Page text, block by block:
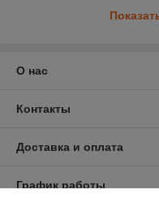
О нас
Контакты
Доставка и оплата
График работы